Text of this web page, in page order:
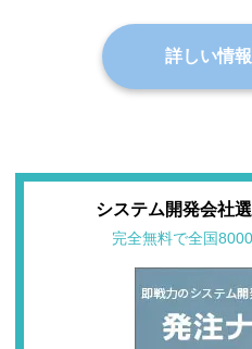
詳しい情
システム開発会社
完全無料で全国